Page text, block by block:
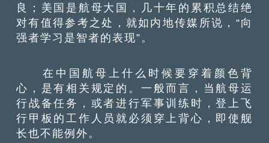
良；美国是航母大国，几十年的累积总结绝
对有值得参考之处，就如内地传媒所说，“向
强者学习是智者的表现”。
在中国航母上什么时候要穿着颜色背
心，是有相关规定的。一般而言，当航母运
行战备任务，或者进行军事训练时，登上飞
行甲板的工作人员就必须穿上背心，即使舰
长也不能例外。